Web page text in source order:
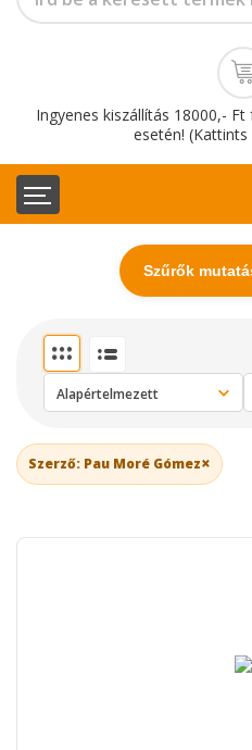
Ingyenes kiszállítás 18000,-
esetén!
Szűrők
Szerző: Pau Moré Gómez×